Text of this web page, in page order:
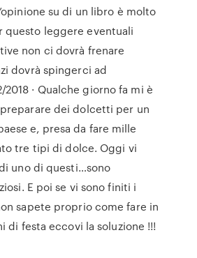
su di un libro è molto
questo leggere eventuali
non ci dovrà frenare
dovrà spingerci ad
· Qualche giorno fa mi è
dei dolcetti per un
e, presa da fare mille
tre tipi di dolce. Oggi vi
uno di questi…sono
E poi se vi sono finiti i
sapete proprio come fare in
di festa eccovi la soluzione !!!